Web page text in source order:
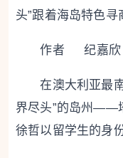
头”跟着海岛特色寻
作者 纪嘉欣
在澳大利亚最南
界尽头”的岛州——
徐哲以留学生的身